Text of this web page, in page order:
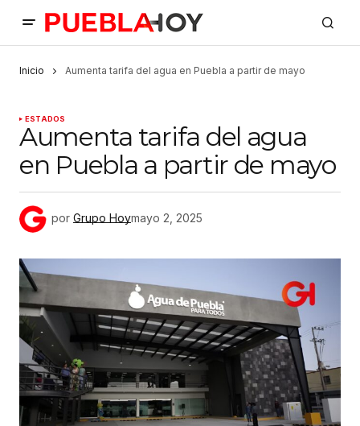
Inicio Aumenta tarifa del agua en Puebla a partir de mayo
ESTADOS
Aumenta tarifa del agua
en Puebla a partir de mayo
por Grupo Hoymayo 2, 2025